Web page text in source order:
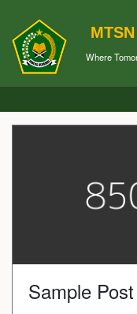
Where
Sample